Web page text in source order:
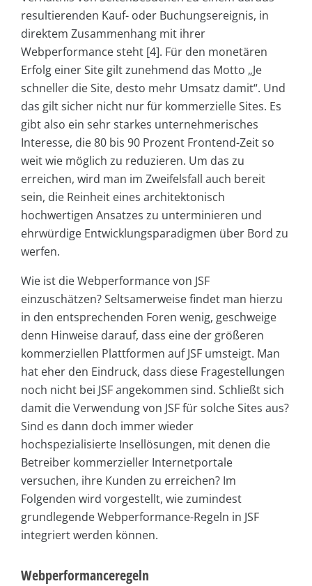
resultierenden Kauf- oder Buchungsereignis, in
direktem Zusammenhang mit ihrer
Webperformance steht [4]. Für den monetären
Erfolg einer Site gilt zunehmend das Motto „Je
schneller die Site, desto mehr Umsatz damit“. Und
das gilt sicher nicht nur für kommerzielle Sites. Es
gibt also ein sehr starkes unternehmerisches
Interesse, die 80 bis 90 Prozent Frontend-Zeit so
weit wie möglich zu reduzieren. Um das zu
erreichen, wird man im Zweifelsfall auch bereit
sein, die Reinheit eines architektonisch
hochwertigen Ansatzes zu unterminieren und
ehrwürdige Entwicklungsparadigmen über Bord zu
werfen.
Wie ist die Webperformance von JSF
einzuschätzen? Seltsamerweise findet man hierzu
in den entsprechenden Foren wenig, geschweige
denn Hinweise darauf, dass eine der größeren
kommerziellen Plattformen auf JSF umsteigt. Man
hat eher den Eindruck, dass diese Fragestellungen
noch nicht bei JSF angekommen sind. Schließt sich
damit die Verwendung von JSF für solche Sites aus?
Sind es dann doch immer wieder
hochspezialisierte Insellösungen, mit denen die
Betreiber kommerzieller Internetportale
versuchen, ihre Kunden zu erreichen? Im
Folgenden wird vorgestellt, wie zumindest
grundlegende Webperformance-Regeln in JSF
integriert werden können.
Webperformanceregeln